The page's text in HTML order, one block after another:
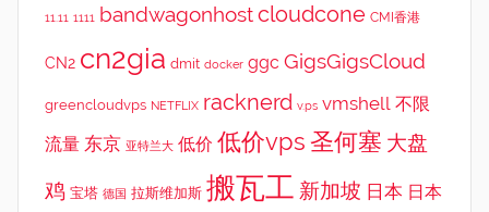
11.11 1111 bandwagonhostcloudcone CMI香港
CN2 cn2gia dmit docker ggc GigsGigsCloud
greencloudvps NETFLIX racknerd v.ps vmshell 不限
流量 东京 亚特兰大 低价 低价vps 圣何塞 大盘
鸡 宝塔 德国 拉斯维加斯 搬瓦工 新加坡 日本 日本